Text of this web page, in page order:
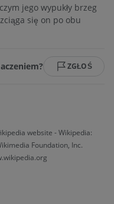
jego wypukły brzeg
się on po obu
ZGŁOŚ
website - Wikipedia:
Foundation, Inc.